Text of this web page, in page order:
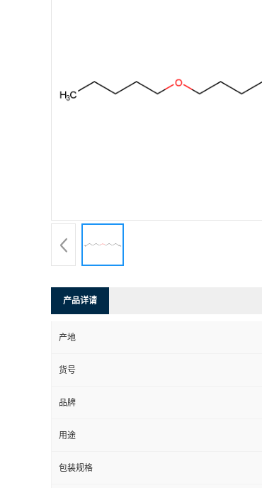
产品详请
产地
货号
品牌
用途
包装规格